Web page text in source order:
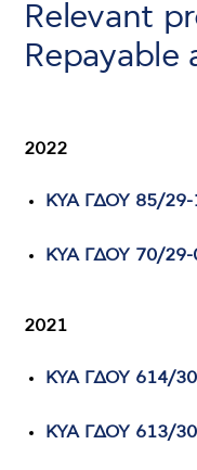
Relevant
Repayable
2022
ΚΥΑ ΓΔΟΥ 85/
KYA ΓΔΟΥ 70/
2021
ΚΥΑ ΓΔΟΥ 614/
ΚΥΑ ΓΔΟΥ 613/